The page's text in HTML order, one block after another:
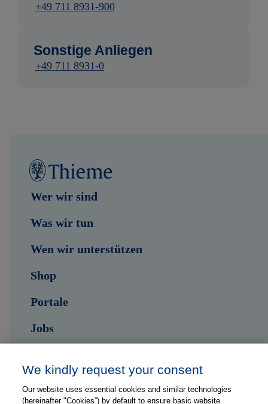
+49 711 8931-900
Sonstige Anliegen
+49 711 8931-0
Wer wir sind
Was wir tun
Wen wir unterstützen
Shop
Portale
Jobs
Folge uns auf ...
We kindly request your consent
Our website uses essential cookies and similar technologies
(hereinafter "Cookies”) by default to ensure basic website